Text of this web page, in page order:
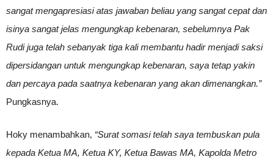
sangat mengapresiasi atas jawaban beliau yang sangat cepat dan
isinya sangat jelas mengungkap kebenaran, sebelumnya Pak
Rudi juga telah sebanyak tiga kali membantu hadir menjadi saksi
dipersidangan untuk mengungkap kebenaran, saya tetap yakin
dan percaya pada saatnya kebenaran yang akan dimenangkan.”
Pungkasnya.
Hoky menambahkan, “Surat somasi telah saya tembuskan pula
kepada Ketua MA, Ketua KY, Ketua Bawas MA, Kapolda Metro